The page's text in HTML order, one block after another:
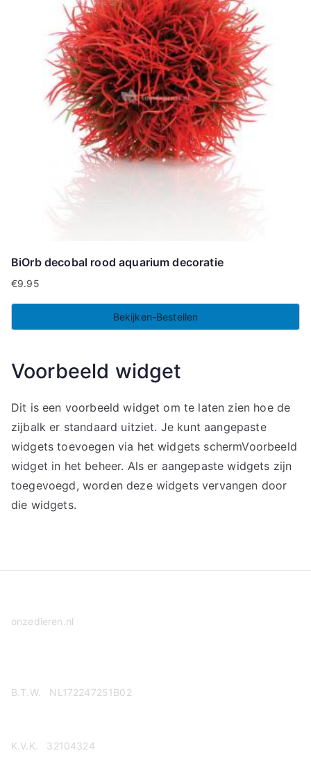
BiOrb decobal rood aquarium decoratie
€9.95
Bekijken-Bestellen
Voorbeeld widget
Dit is een voorbeeld widget om te laten zien hoe de
zijbalk er standaard uitziet. Je kunt aangepaste
widgets toevoegen via het widgets schermVoorbeeld
widget in het beheer. Als er aangepaste widgets zijn
toegevoegd, worden deze widgets vervangen door
die widgets.
onzedieren.nl
B.T.W. NL172247251B02
K.V.K. 32104324